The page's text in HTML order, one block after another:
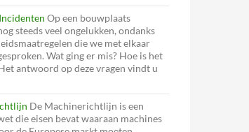
Op een bouwplaats
steeds veel ongelukken, ondanks
die we met elkaar
Wat ging er mis? Hoe is het
antwoord op deze vragen vindt u
De Machinerichtlijn is een
die eisen bevat waaraan machines